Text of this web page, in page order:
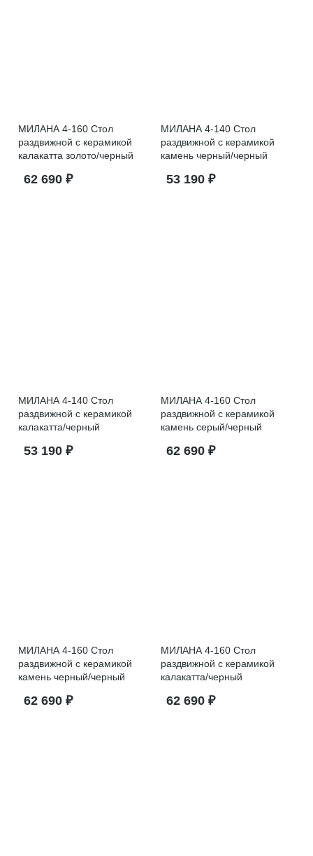
МИЛАНА 4-160 Стол
раздвижной с керамикой
калакатта золото/черный
62 690 ₽
МИЛАНА 4-140 Стол
раздвижной с керамикой
камень черный/черный
53 190 ₽
МИЛАНА 4-140 Стол
раздвижной с керамикой
калакатта/черный
53 190 ₽
МИЛАНА 4-160 Стол
раздвижной с керамикой
камень серый/черный
62 690 ₽
МИЛАНА 4-160 Стол
раздвижной с керамикой
камень черный/черный
62 690 ₽
МИЛАНА 4-160 Стол
раздвижной с керамикой
калакатта/черный
62 690 ₽